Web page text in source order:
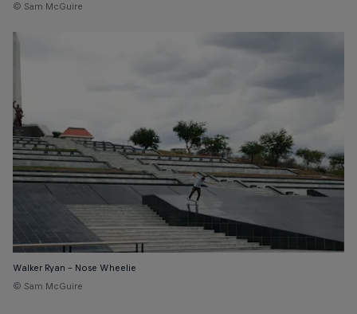
© Sam McGuire
Walker Ryan – Nose Wheelie
© Sam McGuire